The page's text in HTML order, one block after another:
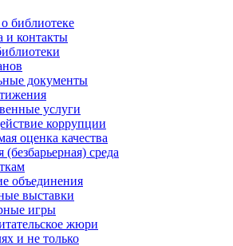
библиотеке
и контакты
документы
услуги
коррупции
оценка качества
(безбарьерная) среда
объединения
выставки
игры
жюри
и не только